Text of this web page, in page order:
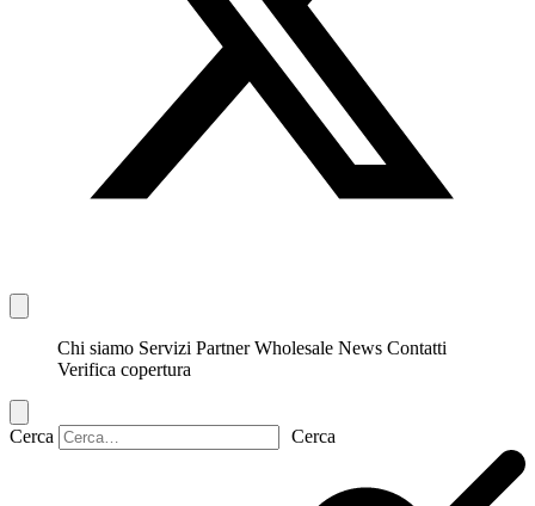
Chi siamo Servizi Partner Wholesale News Contatti
Verifica copertura
Cerca Cerca